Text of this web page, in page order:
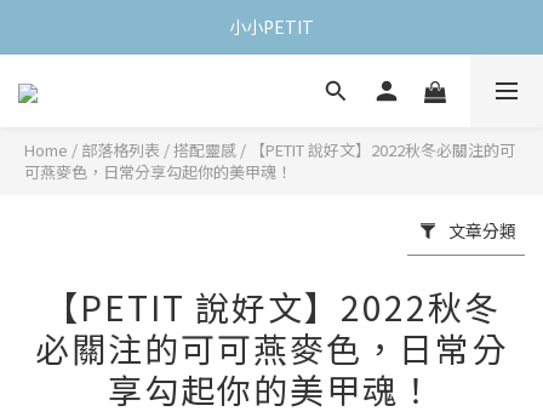
小小PETIT
Home / 部落格列表 /搭配靈感 /
【PETIT 說好文】2022秋冬必關注的可
可燕麥色，日常分享勾起你的美甲魂！
文章分類
【PETIT 說好文】2022秋冬
必關注的可可燕麥色，日常分
享勾起你的美甲魂！